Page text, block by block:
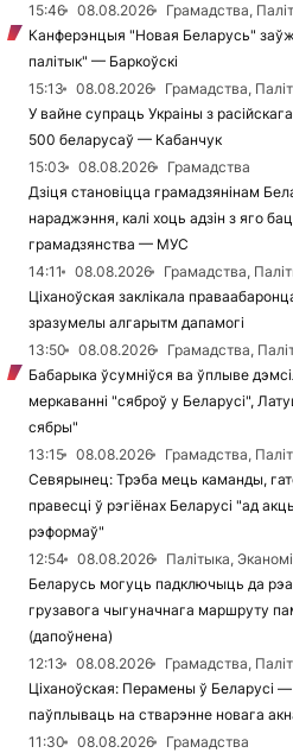
15:46
08.08.2026
Грамадства,
Канферэнцыя "Новая Беларусь"
палітык" — Баркоўскі
15:13
08.08.2026
Грамадства,
У вайне супраць Украіны з
500 беларусаў — Кабанчук
15:03
08.08.2026
Грамадства
Дзіця становіцца грамадзянінам
нараджэння, калі хоць адзін з яго
грамадзянства — МУС
14:11
08.08.2026
Грамадства,
Ціханоўская заклікала
зразумелы алгарытм дапамогі
13:50
08.08.2026
Грамадства,
Бабарыка ўсумніўся ва ўплыве
меркаванні "сяброў у Беларусі",
сябры"
13:15
08.08.2026
Грамадства,
Севярынец: Трэба мець каманды,
правесці ў рэгіёнах Беларусі "ад
рэформаў"
12:54
08.08.2026
Палітыка,
Беларусь могуць падключыць да
грузавога чыгуначнага маршруту
(дапоўнена)
12:13
08.08.2026
Грамадства,
Ціханоўская: Перамены ў Беларусі
паўплываць на стварэнне новага
11:30
08.08.2026
Грамадства